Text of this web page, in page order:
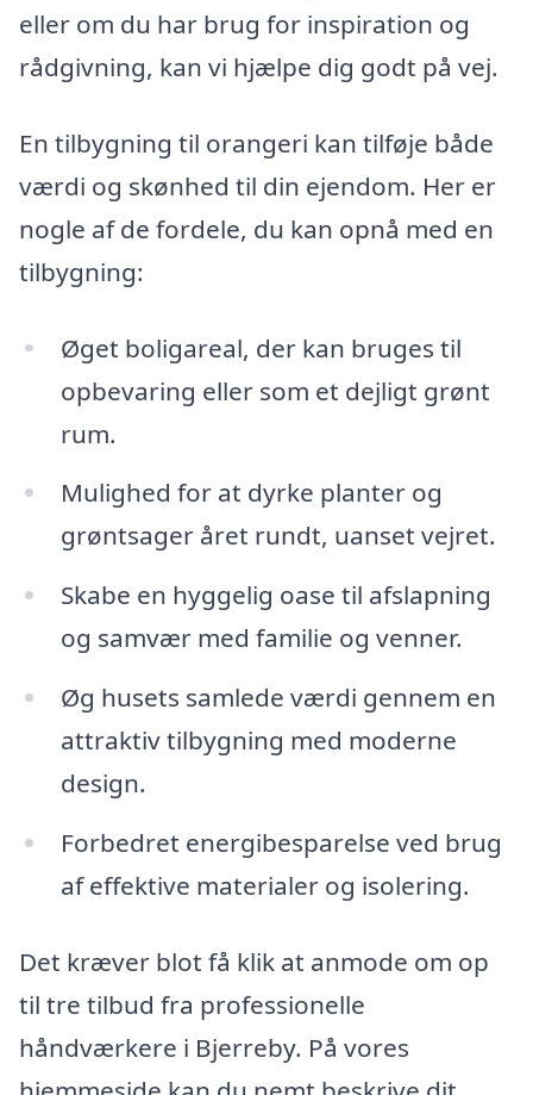
eller om du har brug for inspiration og
rådgivning, kan vi hjælpe dig godt på vej.
En tilbygning til orangeri kan tilføje både
værdi og skønhed til din ejendom. Her er
nogle af de fordele, du kan opnå med en
tilbygning:
Øget boligareal, der kan bruges til
opbevaring eller som et dejligt grønt
rum.
Mulighed for at dyrke planter og
grøntsager året rundt, uanset vejret.
Skabe en hyggelig oase til afslapning
og samvær med familie og venner.
Øg husets samlede værdi gennem en
attraktiv tilbygning med moderne
design.
Forbedret energibesparelse ved brug
af effektive materialer og isolering.
Det kræver blot få klik at anmode om op
til tre tilbud fra professionelle
håndværkere i Bjerreby. På vores